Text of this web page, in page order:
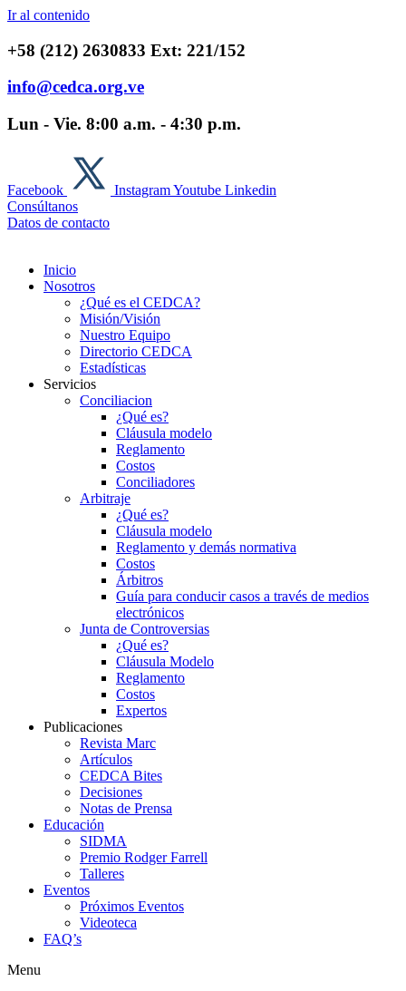
Ir al contenido
+58 (212) 2630833 Ext: 221/152
info@cedca.org.ve
Lun - Vie. 8:00 a.m. - 4:30 p.m.
Facebook InstagramYoutube Linkedin
Consúltanos
Datos de contacto
Inicio
Nosotros
¿Qué es el CEDCA?
Misión/Visión
Nuestro Equipo
Directorio CEDCA
Estadísticas
Servicios
Conciliacion
¿Qué es?
Cláusula modelo
Reglamento
Costos
Conciliadores
Arbitraje
¿Qué es?
Cláusula modelo
Reglamento y demás normativa
Costos
Árbitros
Guía para conducir casos a través de medios
electrónicos
Junta de Controversias
¿Qué es?
Cláusula Modelo
Reglamento
Costos
Expertos
Publicaciones
Revista Marc
Artículos
CEDCA Bites
Decisiones
Notas de Prensa
Educación
SIDMA
Premio Rodger Farrell
Talleres
Eventos
Próximos Eventos
Videoteca
FAQ’s
Menu